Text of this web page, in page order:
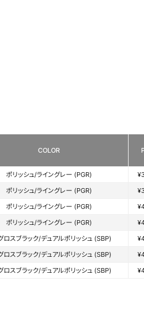
COLOR
ポリッシュ/ライングレー (PGR)
ポリッシュ/ライングレー (PGR)
ポリッシュ/ライングレー (PGR)
ポリッシュ/ライングレー (PGR)
ロスブラック/デュアルポリッシュ (SBP)
ロスブラック/デュアルポリッシュ (SBP)
ロスブラック/デュアルポリッシュ (SBP)